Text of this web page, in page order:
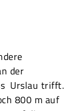
der
Urslau trifft.
800 m auf